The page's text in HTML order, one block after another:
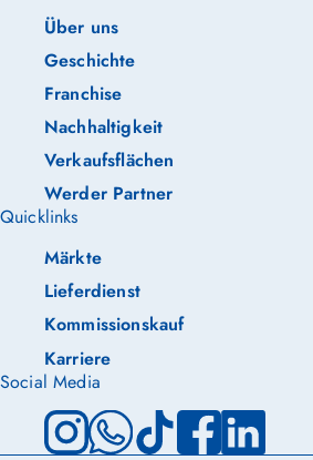
Über uns
Geschichte
Franchise
Nachhaltigkeit
Verkaufsflächen
Werder Partner
Quicklinks
Märkte
Lieferdienst
Kommissionskauf
Karriere
Social Media
InstagramWhatsApp
TikTokFacebook